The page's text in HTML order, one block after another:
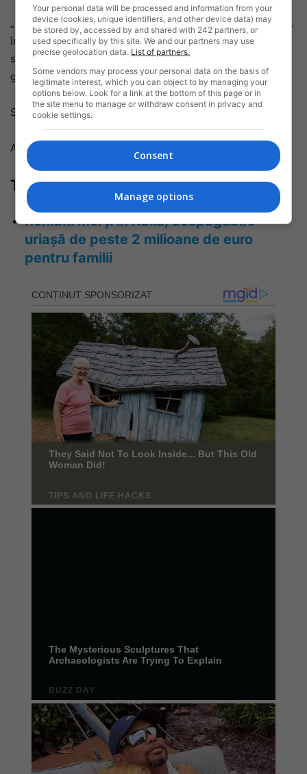
„Noi știm că ceea ce câștigăm noi din cules este o mizerie,
în comparație cu cifrele de afaceri, dar ce putem face?”,
spun Elizabeta și Aurel, cei mai în vârstă membrii ai
grupului de culegători.
Sursa text și foto: Marta Serafini – Corriere Della Sera
A mai colaborat și Mircea Barbu – NCN Tv Cluj
Te-ar mai putea interesa:
Români morți în Italia, despăgubire
uriașă de peste 2 milioane de euro
pentru familii
Your personal data will be processed and information from your
device (cookies, unique identifiers, and other device data) may
be stored by, accessed by and shared with 242 partners, or
used specifically by this site. We and our partners may use
precise geolocation data. List of partners.
Some vendors may process your personal data on the basis of
legitimate interest, which you can object to by managing your
options below. Look for a link at the bottom of this page or in
the site menu to manage or withdraw consent in privacy and
cookie settings.
Consent
Manage options